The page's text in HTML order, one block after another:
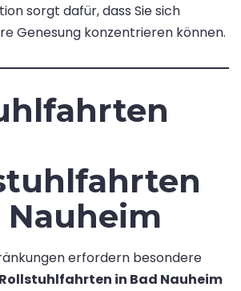
sorgt dafür, dass Sie sich
Genesung konzentrieren können.
Nauheim
erfordern besondere
Rollstuhlfahrten in Bad Nauheim